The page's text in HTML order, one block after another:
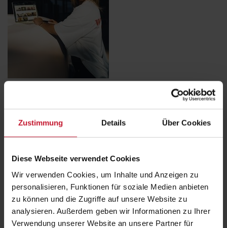
Zustimmung Details Über Cookies
Diese Webseite verwendet Cookies
Wir verwenden Cookies, um Inhalte und Anzeigen zu
personalisieren, Funktionen für soziale Medien anbieten
zu können und die Zugriffe auf unsere Website zu
analysieren. Außerdem geben wir Informationen zu Ihrer
Verwendung unserer Website an unsere Partner für
In dieser spannenden Episode sprechen wir mit Sarah Baier,
Absolventin der Deutschen Hochschule für Prävention und
Gesundheitsmanagement (DHfPG) und erfolgreiche Online-Coachin
für Frauen. Sarah hat nicht nur ihre Leidenschaft für Fitness und
Wir beleuchten Sarahs persönliche Fitnessjourney, die sie als
aufzubauen und Frauen zu motivieren. Sie teilt ihre Erfahrungen, wie
sie über Instagram Kundinnen gewinnt und ihre Botschaft in die Welt
trägt.